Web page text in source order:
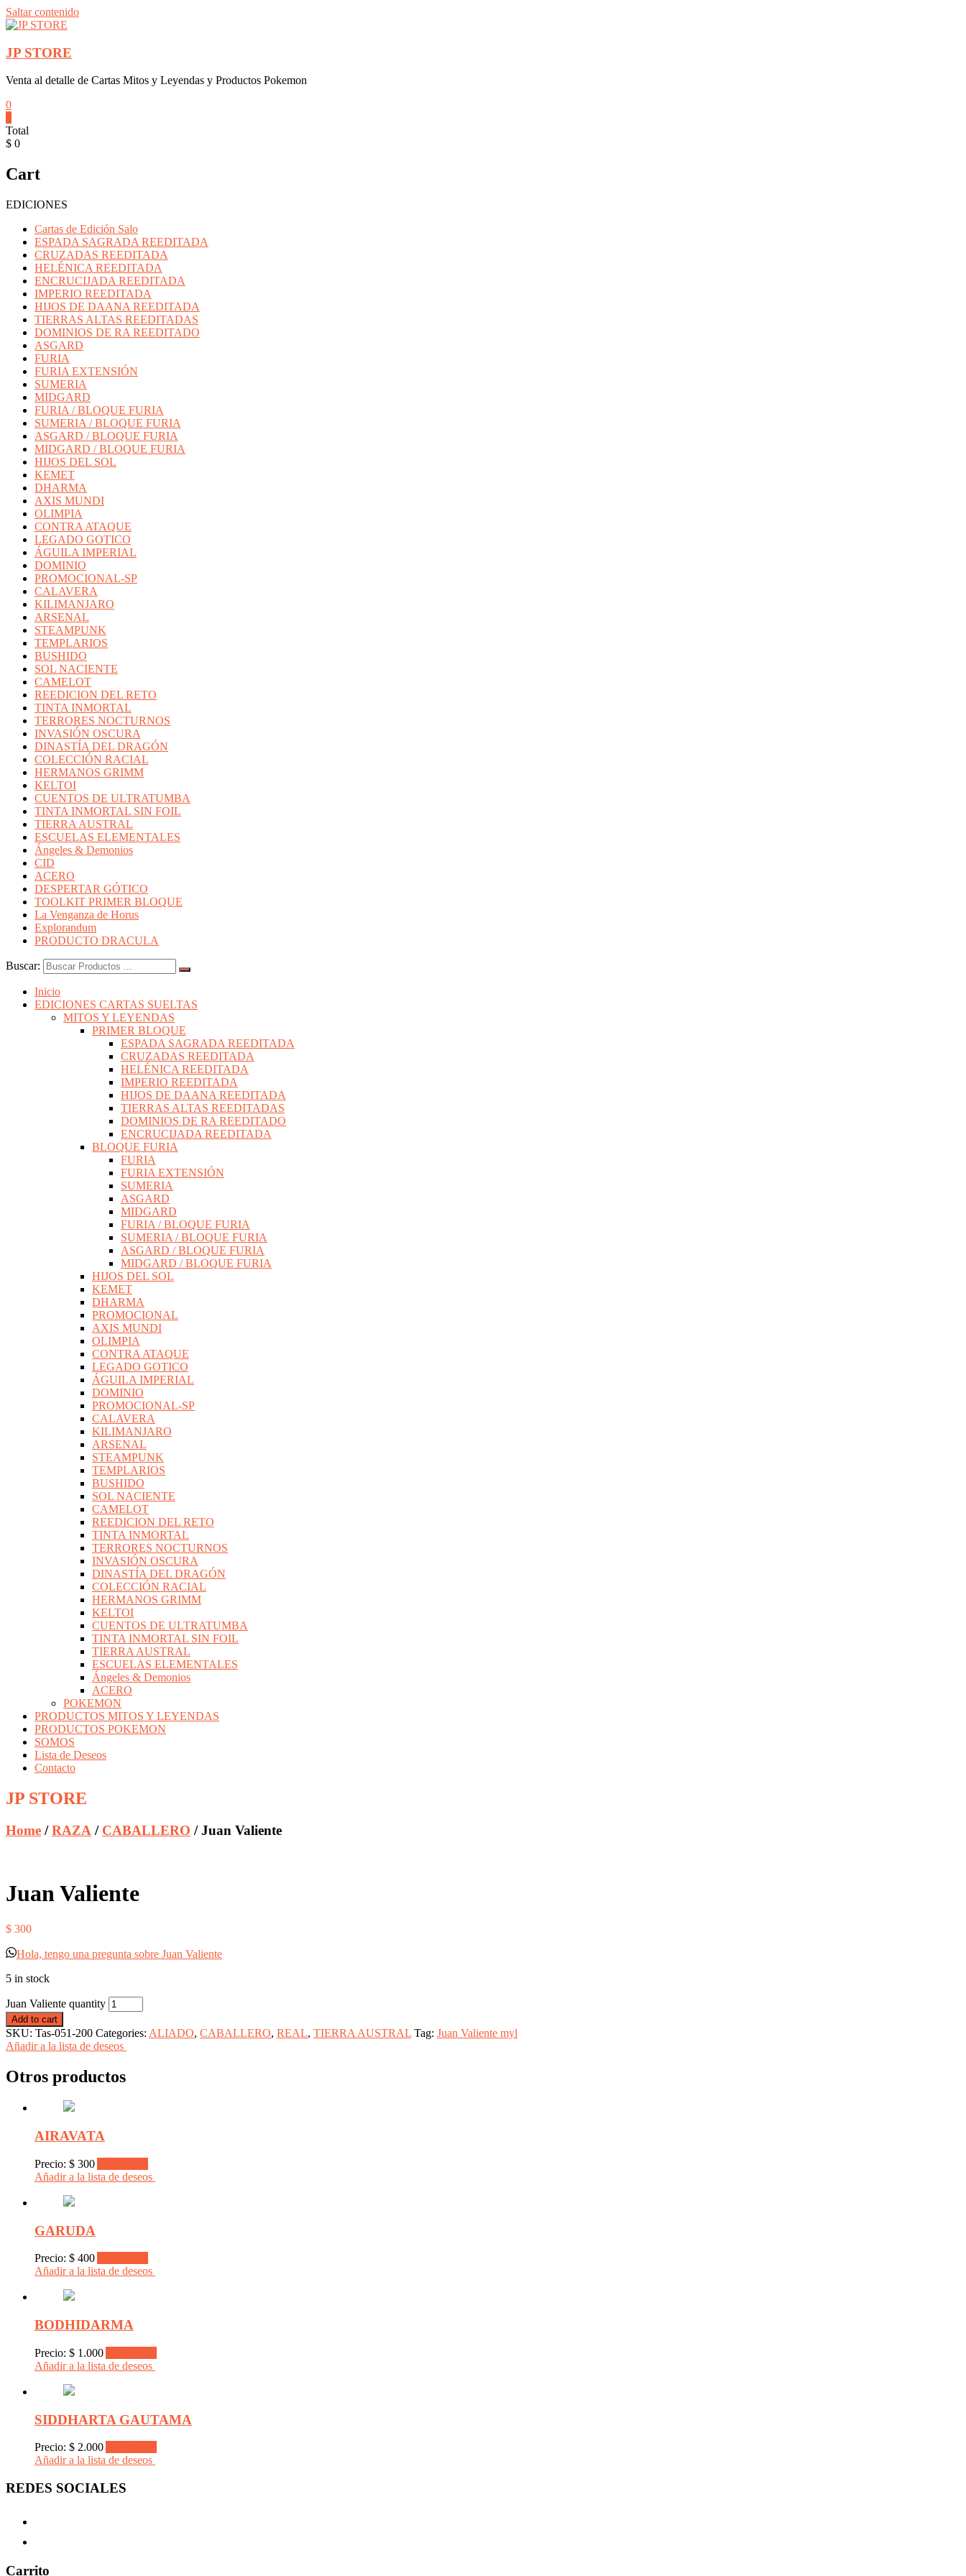
Saltar contenido
JP STORE
Venta al detalle de Cartas Mitos y Leyendas y Productos Pokemon
0
Total
$ 0
Cart
EDICIONES
Cartas de Edición Salo
ESPADA SAGRADA REEDITADA
CRUZADAS REEDITADA
HELÉNICA REEDITADA
ENCRUCIJADA REEDITADA
IMPERIO REEDITADA
HIJOS DE DAANA REEDITADA
TIERRAS ALTAS REEDITADAS
DOMINIOS DE RA REEDITADO
ASGARD
FURIA
FURIA EXTENSIÓN
SUMERIA
MIDGARD
FURIA / BLOQUE FURIA
SUMERIA / BLOQUE FURIA
ASGARD / BLOQUE FURIA
MIDGARD / BLOQUE FURIA
HIJOS DEL SOL
KEMET
DHARMA
AXIS MUNDI
OLIMPIA
CONTRA ATAQUE
LEGADO GOTICO
ÁGUILA IMPERIAL
DOMINIO
PROMOCIONAL-SP
CALAVERA
KILIMANJARO
ARSENAL
STEAMPUNK
TEMPLARIOS
BUSHIDO
SOL NACIENTE
CAMELOT
REEDICION DEL RETO
TINTA INMORTAL
TERRORES NOCTURNOS
INVASIÓN OSCURA
DINASTÍA DEL DRAGÓN
COLECCIÓN RACIAL
HERMANOS GRIMM
KELTOI
CUENTOS DE ULTRATUMBA
TINTA INMORTAL SIN FOIL
TIERRA AUSTRAL
ESCUELAS ELEMENTALES
Ángeles & Demonios
CID
ACERO
DESPERTAR GÓTICO
TOOLKIT PRIMER BLOQUE
La Venganza de Horus
Explorandum
PRODUCTO DRACULA
Buscar:
Inicio
EDICIONES CARTAS SUELTAS
MITOS Y LEYENDAS
PRIMER BLOQUE
ESPADA SAGRADA REEDITADA
CRUZADAS REEDITADA
HELÉNICA REEDITADA
IMPERIO REEDITADA
HIJOS DE DAANA REEDITADA
TIERRAS ALTAS REEDITADAS
DOMINIOS DE RA REEDITADO
ENCRUCIJADA REEDITADA
BLOQUE FURIA
FURIA
FURIA EXTENSIÓN
SUMERIA
ASGARD
MIDGARD
FURIA / BLOQUE FURIA
SUMERIA / BLOQUE FURIA
ASGARD / BLOQUE FURIA
MIDGARD / BLOQUE FURIA
HIJOS DEL SOL
KEMET
DHARMA
PROMOCIONAL
AXIS MUNDI
OLIMPIA
CONTRA ATAQUE
LEGADO GOTICO
ÁGUILA IMPERIAL
DOMINIO
PROMOCIONAL-SP
CALAVERA
KILIMANJARO
ARSENAL
STEAMPUNK
TEMPLARIOS
BUSHIDO
SOL NACIENTE
CAMELOT
REEDICION DEL RETO
TINTA INMORTAL
TERRORES NOCTURNOS
INVASIÓN OSCURA
DINASTÍA DEL DRAGÓN
COLECCIÓN RACIAL
HERMANOS GRIMM
KELTOI
CUENTOS DE ULTRATUMBA
TINTA INMORTAL SIN FOIL
TIERRA AUSTRAL
ESCUELAS ELEMENTALES
Ángeles & Demonios
ACERO
POKEMON
PRODUCTOS MITOS Y LEYENDAS
PRODUCTOS POKEMON
SOMOS
Lista de Deseos
Contacto
JP STORE
Home /RAZA / CABALLERO / Juan Valiente
Juan Valiente
$ 300
Hola, tengo una pregunta sobre Juan Valiente
5 in stock
Juan Valiente quantity
Add to cart
SKU: Tas-051-200 Categories: ALIADO, CABALLERO, REAL, TIERRA AUSTRAL Tag: Juan Valiente myl
Añadir a la lista de deseos
Otros productos
AIRAVATA
Precio: $ 300
Añadir a la lista de deseos
GARUDA
Precio: $ 400
Añadir a la lista de deseos
BODHIDARMA
Precio: $ 1.000
Añadir a la lista de deseos
SIDDHARTA GAUTAMA
Precio: $ 2.000
Añadir a la lista de deseos
REDES SOCIALES
Carrito